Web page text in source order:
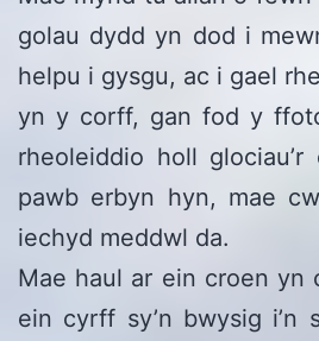
golau dydd yn dod i
helpu i gysgu, ac i gael
yn y corff, gan fod y
rheoleiddio holl
pawb erbyn hyn, mae
iechyd meddwl da.
Mae haul ar ein croen yn
ein cyrff sy’n bwysig i’n